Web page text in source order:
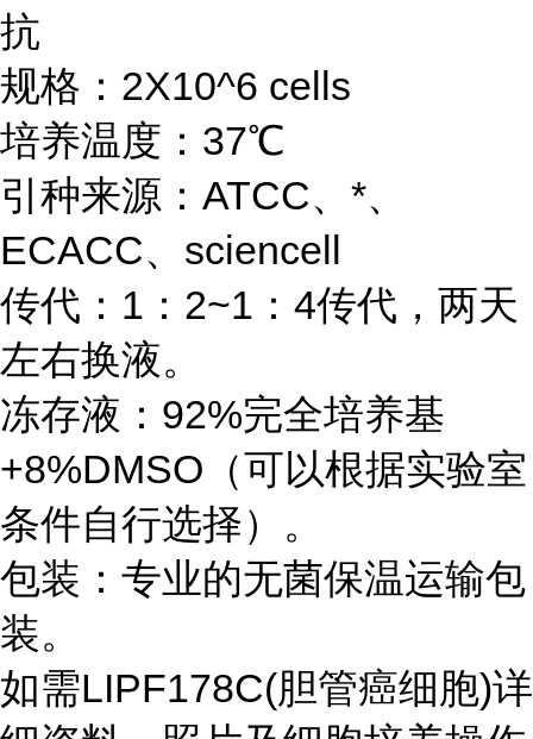
抗
规格：2X10^6 cells
培养温度：37℃
引种来源：ATCC、*、
ECACC、sciencell
传代：1：2~1：4传代，两天
左右换液。
冻存液：92%完全培养基
+8%DMSO（可以根据实验室
条件自行选择）。
包装：专业的无菌保温运输包
装。
如需LIPF178C(胆管癌细胞)详